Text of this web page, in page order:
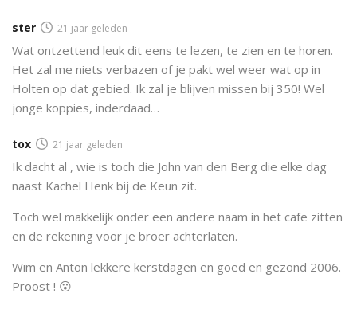
ster 21 jaar geleden
Wat ontzettend leuk dit eens te lezen, te zien en te horen.
Het zal me niets verbazen of je pakt wel weer wat op in
Holten op dat gebied. Ik zal je blijven missen bij 350! Wel
jonge koppies, inderdaad…
tox 21 jaar geleden
Ik dacht al , wie is toch die John van den Berg die elke dag
naast Kachel Henk bij de Keun zit.
Toch wel makkelijk onder een andere naam in het cafe zitten
en de rekening voor je broer achterlaten.
Wim en Anton lekkere kerstdagen en goed en gezond 2006.
Proost ! 😮